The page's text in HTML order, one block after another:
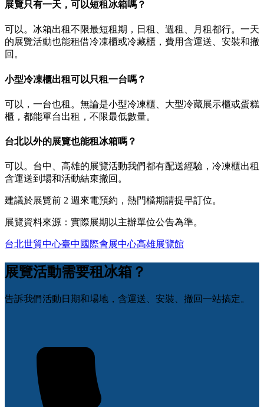
展覽只有一天，可以短租冰箱嗎？
可以。冰箱出租不限最短租期，日租、週租、月租都行。一天
的展覽活動也能租借冷凍櫃或冷藏櫃，費用含運送、安裝和撤
回。
小型冷凍櫃出租可以只租一台嗎？
可以，一台也租。無論是小型冷凍櫃、大型冷藏展示櫃或蛋糕
櫃，都能單台出租，不限最低數量。
台北以外的展覽也能租冰箱嗎？
可以。台中、高雄的展覽活動我們都有配送經驗，冷凍櫃出租
含運送到場和活動結束撤回。
建議於展覽前 2 週來電預約，熱門檔期請提早訂位。
展覽資料來源：實際展期以主辦單位公告為準。
台北世貿中心臺中國際會展中心高雄展覽館
展覽活動需要租冰箱？
告訴我們活動日期和場地，含運送、安裝、撤回一站搞定。